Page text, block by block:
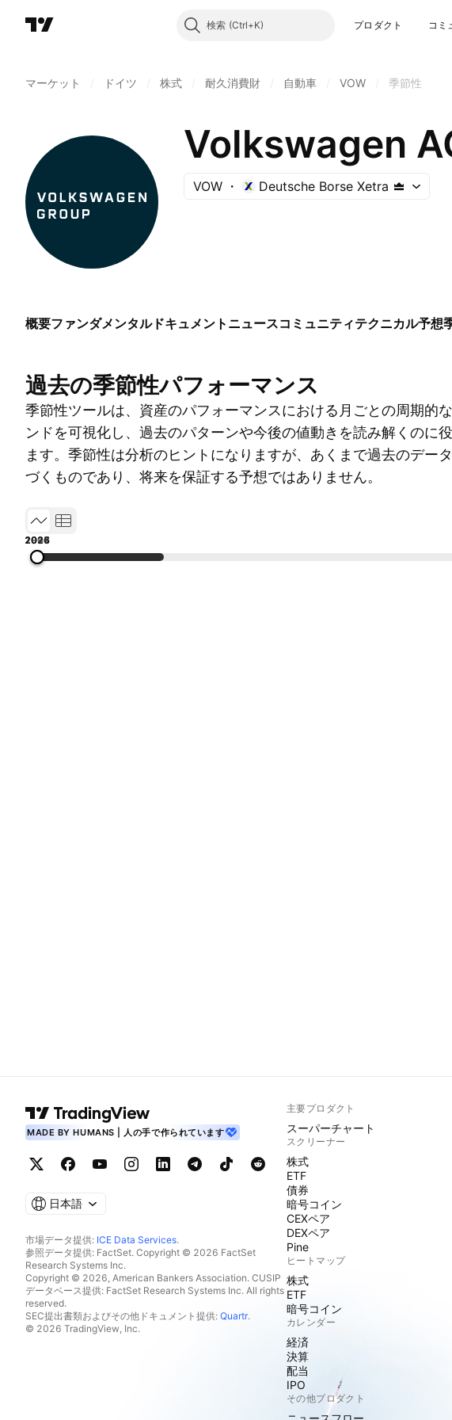
検索 プロダクト コミ
マーケット ドイツ 株式 耐久消費財 自動車 VOW 季節性
Volkswagen
VOW Deutsche Borse Xetra
概要ファンダメンタルドキュメント ニュースコミュニティテクニカル予想
過去の季節性パフォーマンス
季節性ツールは、資産のパフォーマンスにおける月ごとの周期的
ンドを可視化し、過去のパターンや今後の値動きを読み解くのに
ます。季節性は分析のヒントになりますが、あくまで過去のデー
づくものであり、将来を保証する予想ではありません。
1987
1996
2005
2014
2026
MADE BY HUMANS | 人の手で作られています
日本語
市場データ提供: ICE Data Services.
参照データ提供: FactSet. Copyright © 2026 FactSet
Research Systems Inc.
Copyright © 2026, American Bankers Association. CUSIP
データベース提供: FactSet Research Systems Inc. All rights
reserved.
SEC提出書類およびその他ドキュメント提供: Quartr.
© 2026 TradingView, Inc.
主要プロダクト
スーパーチャート
スクリーナー
株式
ETF
債券
暗号コイン
CEXペア
DEXペア
Pine
ヒートマップ
株式
ETF
暗号コイン
カレンダー
経済
決算
配当
IPO
その他プロダクト